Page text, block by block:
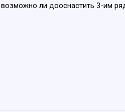
возможно ли дооснастить 3-им